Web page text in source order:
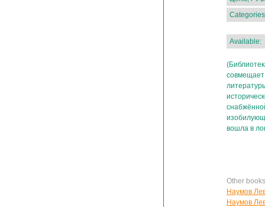
Available:
совмещает
вошла в
Other
Наумов
Наумов